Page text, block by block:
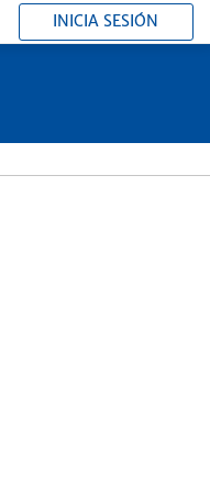
INICIA SESIÓN